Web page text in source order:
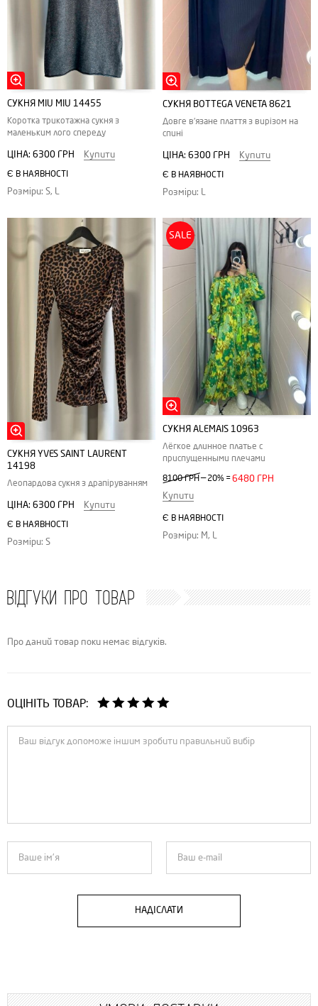
СУКНЯ MIU MIU 14455
Коротка трикотажна сукня з
маленьким лого спереду
ЦІНА: 6300 ГРН Купити
Є В НАЯВНОСТІ
Розміри: S, L
СУКНЯ BOTTEGA VENETA 8621
Довге в'язане плаття з вирізом на
спині
ЦІНА: 6300 ГРН Купити
Є В НАЯВНОСТІ
Розміри: L
СУКНЯ YVES SAINT LAURENT
14198
Леопардова сукня з драпіруванням
ЦІНА: 6300 ГРН Купити
Є В НАЯВНОСТІ
Розміри: S
SALE
СУКНЯ ALEMAIS 10963
Лёгкое длинное платье с
приспущенными плечами
8100 ГРН — 20% =6480 ГРН
Купити
Є В НАЯВНОСТІ
Розміри: M, L
ВІДГУКИ ПРО ТОВАР
Про даний товар поки немає відгуків.
ОЦІНІТЬ ТОВАР:
НАДІСЛАТИ